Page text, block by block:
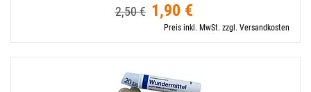
2,50 € 1,90 €
Preis inkl. MwSt. zzgl. Versandkosten